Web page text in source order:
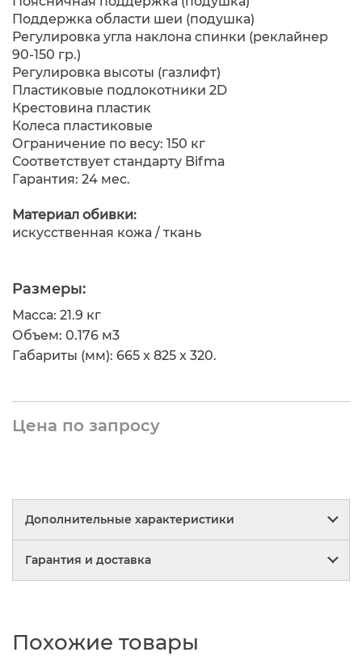
Поддержка области шеи (подушка)
Регулировка угла наклона спинки (реклайнер
90-150 гр.)
Регулировка высоты (газлифт)
Пластиковые подлокотники 2D
Крестовина пластик
Колеса пластиковые
Ограничение по весу: 150 кг
Соответствует стандарту Bifma
Гарантия: 24 мес.
Материал обивки:
искусственная кожа / ткань
Размеры:
Масса: 21.9 кг
Объем: 0.176 м3
Габариты (мм): 665 x 825 x 320.
Цена по запросу
Дополнительные характеристики
PartNumber/Артикул Производителя:
VIKING
4 AERO BLACK
Гарантия и доставка
Мы заботимся о своих покупателях,
Похожие товары